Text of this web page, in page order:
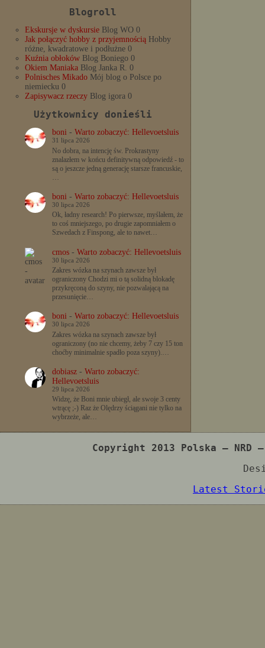
Blogroll
Ekskursje w dyskursie Blog WO 0
Jak połączyć hobby z przyjemnością Hobby
różne, kwadratowe i podłużne 0
Kuźnia obłoków Blog Boniego 0
Okiem Maniaka Blog Janka R. 0
Polnisches Mikado Mój blog o Polsce po
niemiecku 0
Zapisywacz rzeczy Blog igora 0
Użytkownicy donieśli
boni- Warto zobaczyć: Hellevoetsluis
31 lipca 2026
No dobra, na intencję św. Prokrastyny
znalazłem w końcu definitywną odpowiedź - to
są o jeszcze jedną generację starsze francuskie,
…
boni- Warto zobaczyć: Hellevoetsluis
30 lipca 2026
Ok, ładny research! Po pierwsze, myślałem, że
to coś mniejszego, po drugie zapomniałem o
Szwedach z Finspong, ale to nawet…
cmos- Warto zobaczyć: Hellevoetsluis
30 lipca 2026
Zakres wózka na szynach zawsze był
ograniczony Chodzi mi o tą solidną blokadę
przykręconą do szyny, nie pozwalającą na
przesunięcie…
boni- Warto zobaczyć: Hellevoetsluis
30 lipca 2026
Zakres wózka na szynach zawsze był
ograniczony (no nie chcemy, żeby 7 czy 15 ton
choćby minimalnie spadło poza szyny).…
dobiasz- Warto zobaczyć:
Hellevoetsluis
29 lipca 2026
Widzę, że Boni mnie ubiegł, ale swoje 3 centy
wtrącę ;-) Raz że Olędrzy ściągani nie tylko na
wybrzeże, ale…
Copyright 2013 Polska –
Latest